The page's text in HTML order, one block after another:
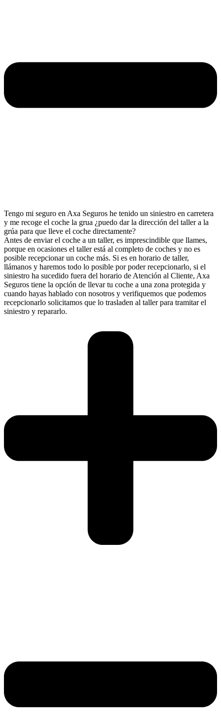
Tengo mi seguro en Axa Seguros he tenido un siniestro en carretera
y me recoge el coche la grua ¿puedo dar la dirección del taller a la
grúa para que lleve el coche directamente?
Antes de enviar el coche a un taller, es imprescindible que llames,
porque en ocasiones el taller está al completo de coches y no es
posible recepcionar un coche más. Si es en horario de taller,
llámanos y haremos todo lo posible por poder recepcionarlo, si el
siniestro ha sucedido fuera del horario de Atención al Cliente, Axa
Seguros tiene la opción de llevar tu coche a una zona protegida y
cuando hayas hablado con nosotros y verifiquemos que podemos
recepcionarlo solicitamos que lo trasladen al taller para tramitar el
siniestro y repararlo.